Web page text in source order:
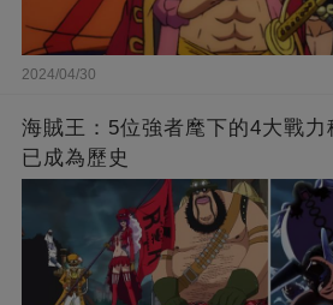
2024/04/30
海賊王：5位強者麾下的4大戰力
已成為歷史